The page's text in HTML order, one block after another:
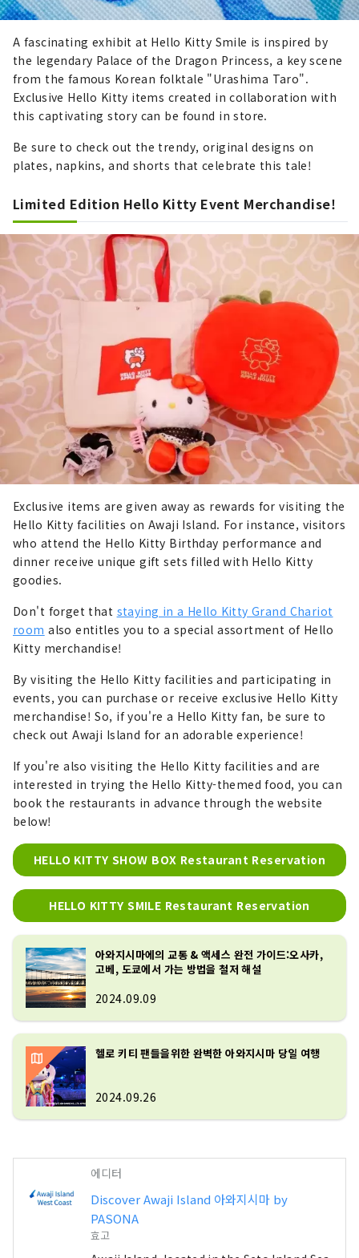
A fascinating exhibit at Hello Kitty Smile is inspired by
the legendary Palace of the Dragon Princess, a key scene
from the famous Korean folktale "Urashima Taro".
Exclusive Hello Kitty items created in collaboration with
this captivating story can be found in store.
Be sure to check out the trendy, original designs on
plates, napkins, and shorts that celebrate this tale!
Limited Edition Hello Kitty Event Merchandise!
Exclusive items are given away as rewards for visiting the
Hello Kitty facilities on Awaji Island. For instance, visitors
who attend the Hello Kitty Birthday performance and
dinner receive unique gift sets filled with Hello Kitty
goodies.
Don't forget that staying in a Hello Kitty Grand Chariot
room also entitles you to a special assortment of Hello
Kitty merchandise!
By visiting the Hello Kitty facilities and participating in
events, you can purchase or receive exclusive Hello Kitty
merchandise! So, if you're a Hello Kitty fan, be sure to
check out Awaji Island for an adorable experience!
If you're also visiting the Hello Kitty facilities and are
interested in trying the Hello Kitty-themed food, you can
book the restaurants in advance through the website
below!
HELLO KITTY SHOW BOX Restaurant Reservation
HELLO KITTY SMILE Restaurant Reservation
아와지시마에의 교통 & 액세스 완전 가이드:오사카,
고베, 도쿄에서 가는 방법을 철저 해설
2024.09.09
헬로 키티 팬들을위한 완벽한 아와지시마 당일 여행
2024.09.26
에디터
Discover Awaji Island 아와지시마 by
PASONA
효고